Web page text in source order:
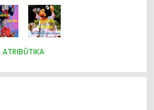
ATRIBŪTIKA